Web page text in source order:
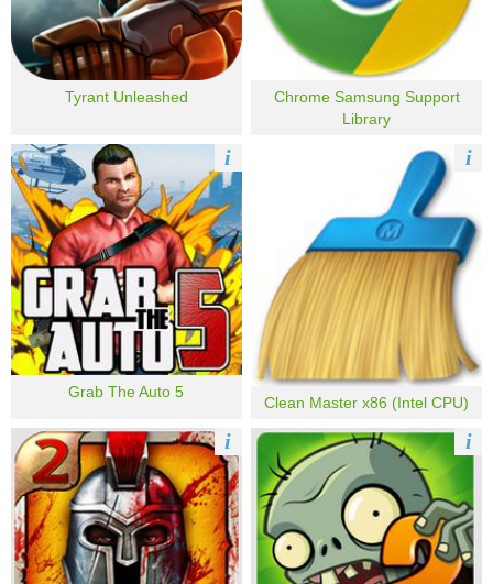
Tyrant Unleashed
Chrome Samsung Support
Library
Grab The Auto 5
i
Clean Master x86 (Intel CPU)
i
i i